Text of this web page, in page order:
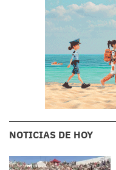
NOTICIAS DE HOY